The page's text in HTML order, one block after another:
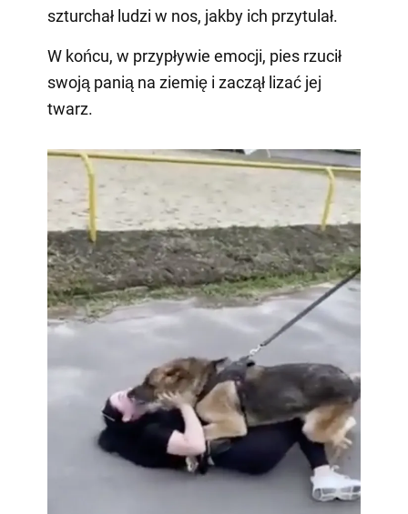
szturchał ludzi w nos, jakby ich przytulał.
W końcu, w przypływie emocji, pies rzucił
swoją panią na ziemię i zaczął lizać jej
twarz.